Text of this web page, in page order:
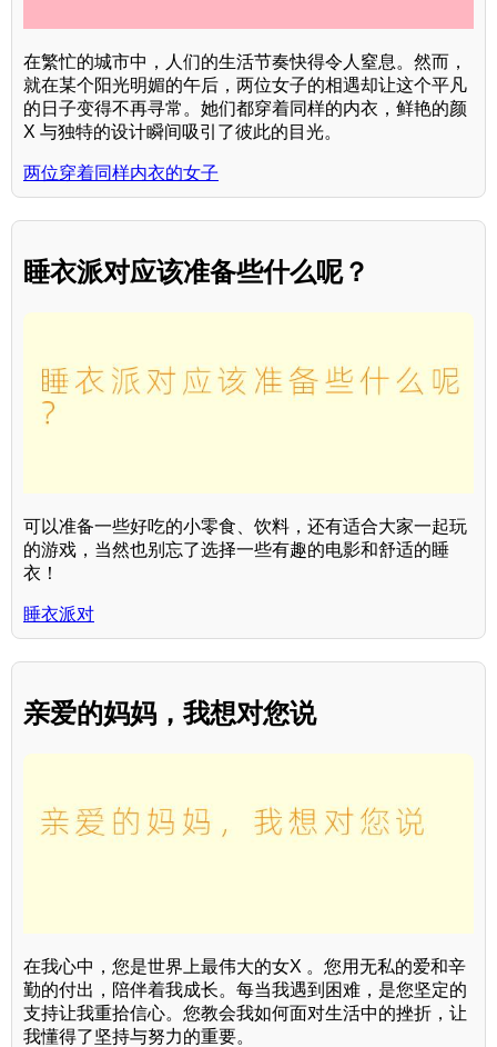
在繁忙的城市中，人们的生活节奏快得令人窒息。然而，
就在某个阳光明媚的午后，两位女子的相遇却让这个平凡
的日子变得不再寻常。她们都穿着同样的内衣，鲜艳的颜
X 与独特的设计瞬间吸引了彼此的目光。
两位穿着同样内衣的女子
睡衣派对应该准备些什么呢？
可以准备一些好吃的小零食、饮料，还有适合大家一起玩
的游戏，当然也别忘了选择一些有趣的电影和舒适的睡
衣！
睡衣派对
亲爱的妈妈，我想对您说
在我心中，您是世界上最伟大的女X 。您用无私的爱和辛
勤的付出，陪伴着我成长。每当我遇到困难，是您坚定的
支持让我重拾信心。您教会我如何面对生活中的挫折，让
我懂得了坚持与努力的重要。